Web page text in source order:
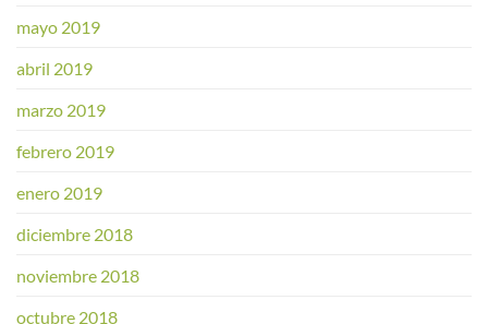
mayo 2019
abril 2019
marzo 2019
febrero 2019
enero 2019
diciembre 2018
noviembre 2018
octubre 2018